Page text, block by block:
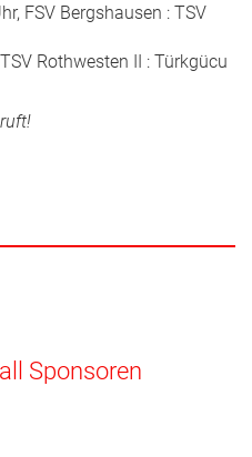
FSV Bergshausen : TSV
Rothwesten II : Türkgücu
Sponsoren